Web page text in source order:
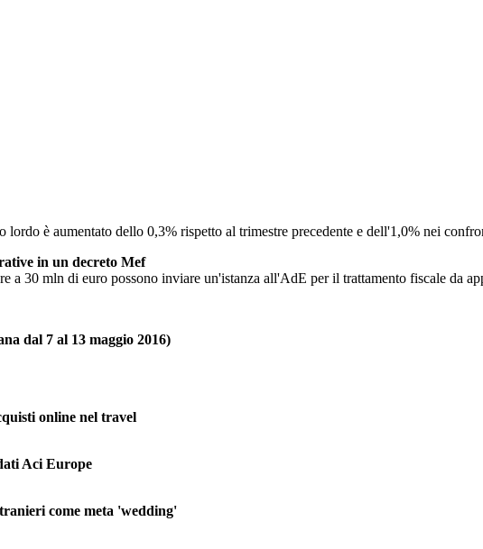
è aumentato dello 0,3% rispetto al trimestre precedente e dell'1,0% nei
in un decreto Mef
a 30 mln di euro possono inviare un'istanza all'AdE per il trattamento fiscale da
dal 7 al 13 maggio 2016)
online nel travel
Aci Europe
come meta 'wedding'